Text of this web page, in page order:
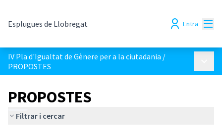
Esplugues de Llobregat Entra
IV Pla d'Igualtat de Gènere per a la ciutadania /
PROPOSTES
PROPOSTES
Filtrar i cercar